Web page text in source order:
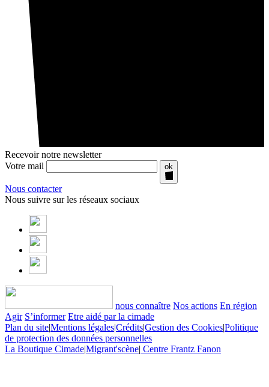
Recevoir notre newsletter
Votre mail
ok
Nous contacter
Nous suivre sur les réseaux sociaux
nous connaître Nos actions En région
Agir S’informer Etre aidé par la cimade
Plan du site|Mentions légales|Crédits|Gestion des Cookies|Politique
de protection des données personnelles
La Boutique Cimade|Migrant'scène| Centre Frantz Fanon